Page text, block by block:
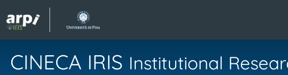
CINECA IRIS Institutional